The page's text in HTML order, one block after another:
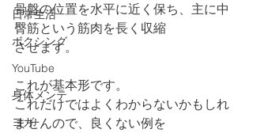
日常生活
ボクシング
YouTube
身体メンテ
ヨガ
骨盤の位置を水平に近く保ち、主に中
臀筋という筋肉を長く収縮
させます。
これが基本形です。
これだけではよくわからないかもしれ
ませんので、良くない例を